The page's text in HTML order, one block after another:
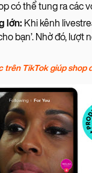
có thể tung ra các
lớn: Khi kênh
bạn’. Nhờ đó,
trên TikTok giúp shop